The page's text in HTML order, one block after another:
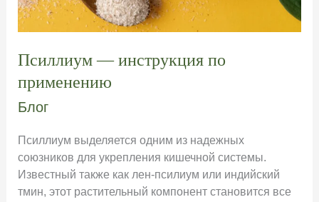
Псиллиум — инструкция по
применению
Блог
Псиллиум выделяется одним из надежных
союзников для укрепления кишечной системы.
Известный также как лен-псилиум или индийский
тмин, этот растительный компонент становится все